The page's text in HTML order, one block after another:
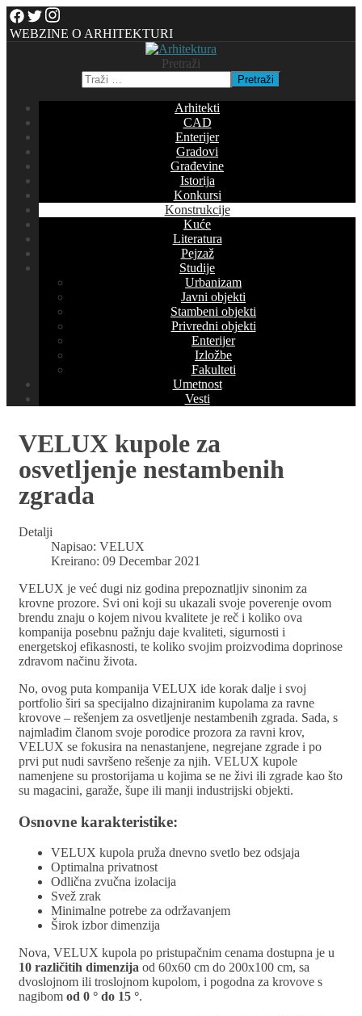
WEBZINE O ARHITEKTURI
Pretraži
Pretraži
Arhitekti
CAD
Enterijer
Gradovi
Građevine
Istorija
Konkursi
Konstrukcije
Kuće
Literatura
Pejzaž
Studije
Urbanizam
Javni objekti
Stambeni objekti
Privredni objekti
Enterijer
Izložbe
Fakulteti
Umetnost
Vesti
VELUX kupole za
osvetljenje nestambenih
zgrada
Detalji
Napisao: VELUX
Kreirano: 09 Decembar 2021
VELUX je već dugi niz godina prepoznatljiv sinonim za
krovne prozore. Svi oni koji su ukazali svoje poverenje ovom
brendu znaju o kojem nivou kvalitete je reč i koliko ova
kompanija posebnu pažnju daje kvaliteti, sigurnosti i
energetskoj efikasnosti, te koliko svojim proizvodima doprinose
zdravom načinu života.
No, ovog puta kompanija VELUX ide korak dalje i svoj
portfolio širi sa specijalno dizajniranim kupolama za ravne
krovove – rešenjem za osvetljenje nestambenih zgrada. Sada, s
najmlađim članom svoje porodice prozora za ravni krov,
VELUX se fokusira na nenastanjene, negrejane zgrade i po
prvi put nudi savršeno rešenje za njih. VELUX kupole
namenjene su prostorijama u kojima se ne živi ili zgrade kao što
su magacini, garaže, šupe ili manji industrijski objekti.
Osnovne karakteristike:
VELUX kupola pruža dnevno svetlo bez odsjaja
Optimalna privatnost
Odlična zvučna izolacija
Svež zrak
Minimalne potrebe za održavanjem
Širok izbor dimenzija
Nova, VELUX kupola po pristupačnim cenama dostupna je u
10 različitih dimenzija od 60x60 cm do 200x100 cm, sa
dvoslojnom ili troslojnom kupolom, i pogodna za krovove s
nagibom od 0 ° do 15 °.